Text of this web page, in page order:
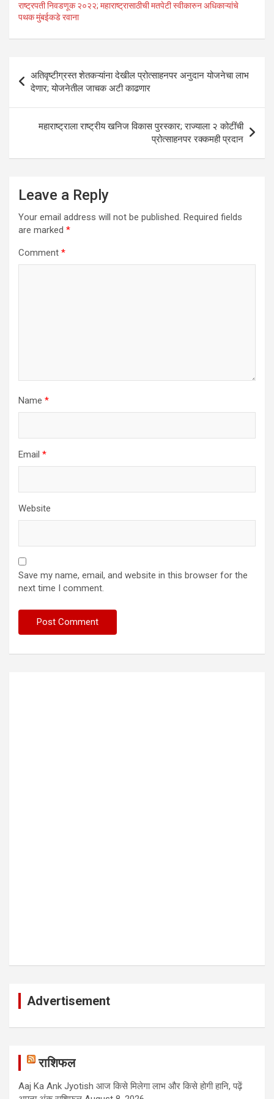
at
s
A
p
ce
b
o
k
tt ke
n
ail ar
राष्ट्रपती निवडणूक २०२२; महाराष्ट्रासाठीची मतपेटी स्वीकारुन अधिकाऱ्यांचे
पथक मुंबईकडे रवाना
Post
navigation
अतिवृष्टीग्रस्त शेतकऱ्यांना देखील प्रोत्साहनपर अनुदान योजनेचा लाभ
देणार; योजनेतील जाचक अटी काढणार
महाराष्ट्राला राष्ट्रीय खनिज विकास पुरस्कार; राज्याला २ कोटींची
प्रोत्साहनपर रक्कमही प्रदान
Leave a Reply
Your email address will not be published. Required fields
are marked *
Comment *
Name *
Email *
Website
Save my name, email, and website in this browser for the
next time I comment.
Advertisement
राशिफल
Aaj Ka Ank Jyotish आज किसे मिलेगा लाभ और किसे होगी हानि, पढ़ें